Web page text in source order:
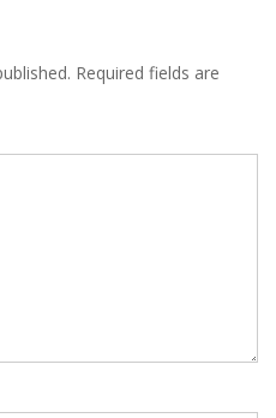
Required fields are